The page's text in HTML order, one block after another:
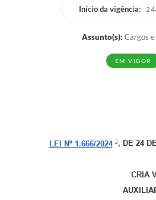
Início da vigência:
Assunto(s): Cargos
EM VIGOR
LEI Nº 1.666/2024 , DE 24
CRIA